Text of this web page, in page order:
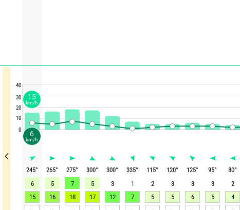
40
30
20
10
0
245° 265° 275° 300° 300° 335° 115° 120° 125° 95° 80°
6
5 7 5 3 1 2 3 3 3 2
15
16 18 17 12 7 5 5 6 5 4
6
km/h
15
km/h